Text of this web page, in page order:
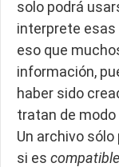
solo podrá
interprete
eso que
información,
haber sido
tratan de
Un archivo
si es compatible